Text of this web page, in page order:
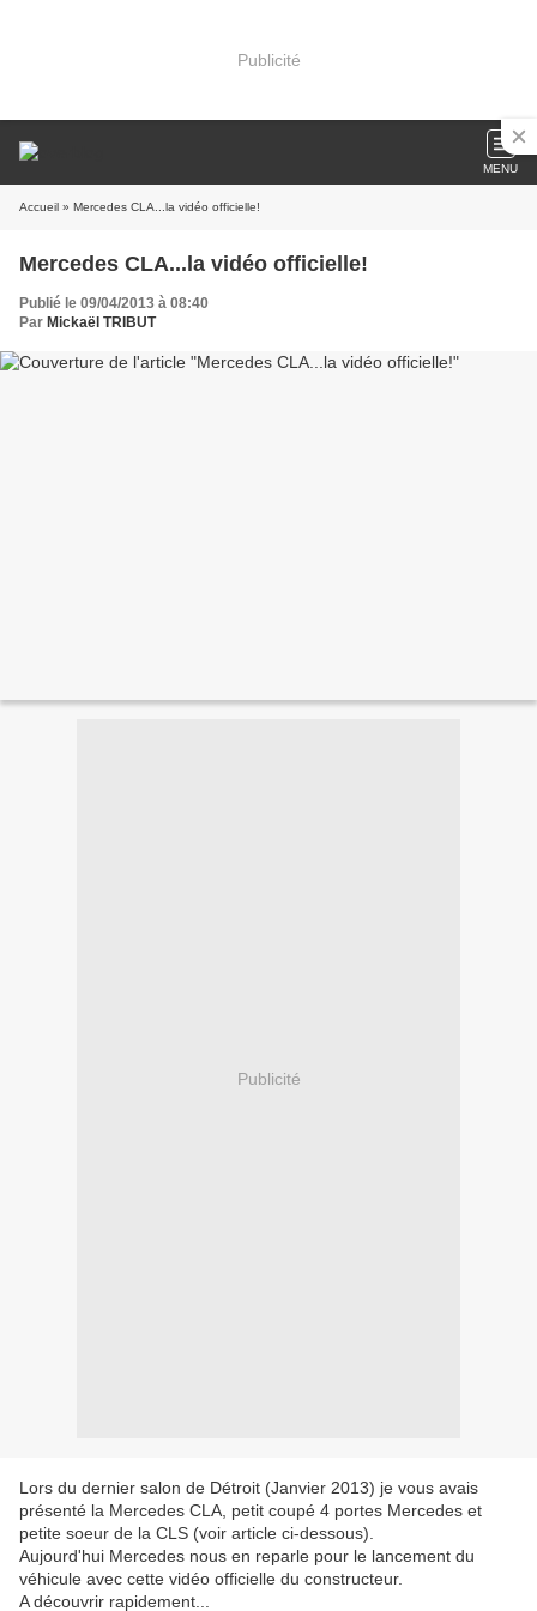
Publicité
MENU
Accueil » Mercedes CLA...la vidéo officielle!
Mercedes CLA...la vidéo officielle!
Publié le 09/04/2013 à 08:40
Par Mickaël TRIBUT
Publicité
Lors du dernier salon de Détroit (Janvier 2013) je vous avais
présenté la Mercedes CLA, petit coupé 4 portes Mercedes et
petite soeur de la CLS (voir article ci-dessous).
Aujourd'hui Mercedes nous en reparle pour le lancement du
véhicule avec cette vidéo officielle du constructeur.
A découvrir rapidement...